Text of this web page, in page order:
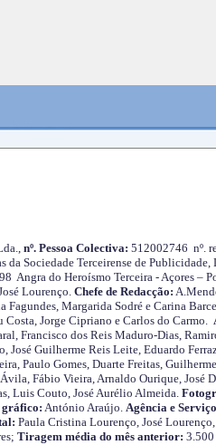
nº. Pessoa Colectiva: 512002746 nº.
da Sociedade Terceirense de Publicidade,
Angra do Heroísmo Terceira - Açores –
Lourenço. Chefe de Redacção:
Margarida Sodré e Carina
Jorge Cipriano e Carlos do Carmo.
Francisco dos Reis Maduro-Dias,
Guilherme Reis Leite, Eduardo
Paulo Gomes, Duarte Freitas,
Fábio Vieira, Arnaldo Ourique, José
Luis Couto, José Aurélio Almeida.
gráfico: António Araújo. Agência e
Paula Cristina Lourenço, José
Tiragem média do mês anterior: 3.500